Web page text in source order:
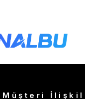
Müşteri